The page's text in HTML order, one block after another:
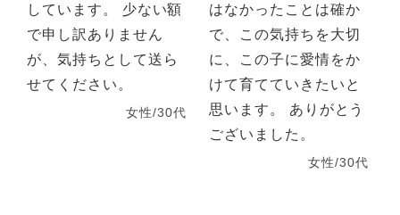
しています。 少ない額
で申し訳ありません
が、気持ちとして送ら
せてください。
女性/30代
はなかったことは確か
で、この気持ちを大切
に、この子に愛情をか
けて育てていきたいと
思います。 ありがとう
ございました。
女性/30代